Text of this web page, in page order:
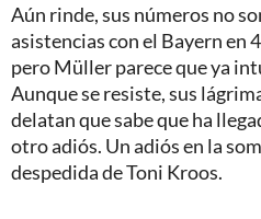
Aún rinde, sus números no
asistencias con el Bayern en
pero Müller parece que ya
Aunque se resiste, sus
delatan que sabe que ha
otro adiós. Un adiós en la
despedida de Toni Kroos.